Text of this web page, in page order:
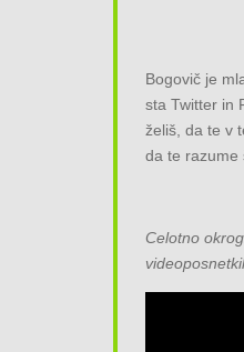
Bogovič je
sta Twitter in
želiš, da te v
da te razume
Celotno